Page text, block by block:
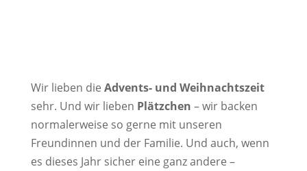
Wir lieben die Advents- und Weihnachtszeit
sehr. Und wir lieben Plätzchen – wir backen
normalerweise so gerne mit unseren
Freundinnen und der Familie. Und auch, wenn
es dieses Jahr sicher eine ganz andere –